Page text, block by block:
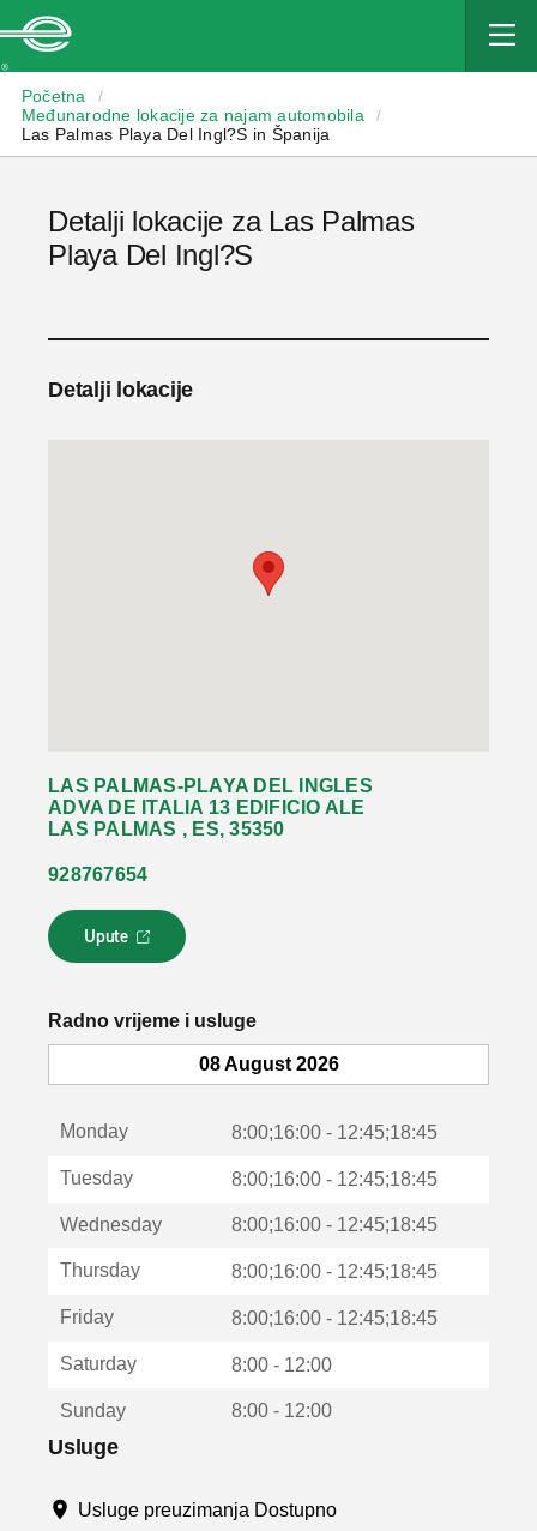
Početna
/
Međunarodne lokacije za najam automobila
/
Las Palmas Playa Del Ingl?S in Španija
Detalji lokacije za Las Palmas
Playa Del Ingl?S
Detalji lokacije
LAS PALMAS-PLAYA DEL INGLES
ADVA DE ITALIA 13 EDIFICIO ALE
LAS PALMAS , ES, 35350
928767654
Upute
L
i
k
o
u
u
Radno vrijeme i usluge
08 August 2026
Monday 8:00;16:00 - 12:45;18:45
Tuesday 8:00;16:00 - 12:45;18:45
Wednesday 8:00;16:00 - 12:45;18:45
Thursday 8:00;16:00 - 12:45;18:45
Friday 8:00;16:00 - 12:45;18:45
Saturday 8:00 - 12:00
Sunday 8:00 - 12:00
Usluge
Usluge preuzimanja Dostupno